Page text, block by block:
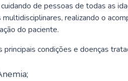
de pessoas de todas as
multidisciplinares, realizando o
do paciente.
principais condições e doenças